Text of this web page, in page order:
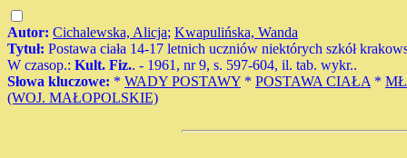
Autor: Cichalewska, Alicja; Kwapulińska, Wanda
Tytuł: Postawa ciała 14-17 letnich uczniów niektórych szkół
W czasop.: Kult. Fiz.. - 1961, nr 9, s. 597-604, il. tab. wykr..
Słowa kluczowe: * WADY POSTAWY * POSTAWA CIAŁA *
(WOJ. MAŁOPOLSKIE)